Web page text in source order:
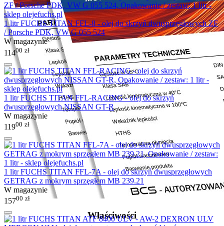
Właściwości
1 litr FUCHS TITAN FFL-8 - olej do skrzyń dwusprzęgłowych ZF
/ Porsche PDK, VW G 055 524
W magazynie
11400 zł
1 litr FUCHS TITAN FFL-RACING - olej do skrzyń
dwusprzęgłowych NISSAN GT-R
W magazynie
11900 zł
1 litr FUCHS TITAN FFL-7A - olej do skrzyń dwusprzęgłowych
GETRAG z mokrym sprzęgłem MB 239.21
W magazynie
15700 zł